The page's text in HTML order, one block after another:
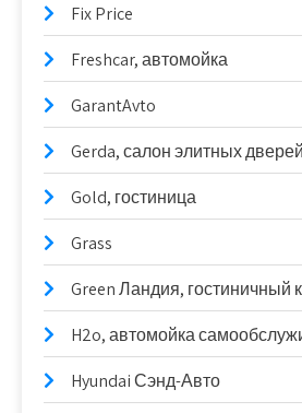
Fix Price
Freshcar, автомойка
GarantAvto
Gerda, салон элитных дверей
Gold, гостиница
Grass
Green Ландия, гостиничный
H2o, автомойка
Hyundai Сэнд-Авто